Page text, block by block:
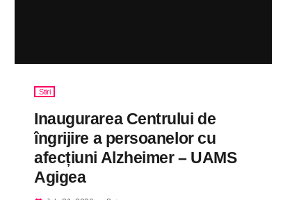
Stiri
Inaugurarea Centrului de
îngrijire a persoanelor cu
afecțiuni Alzheimer – UAMS
Agigea